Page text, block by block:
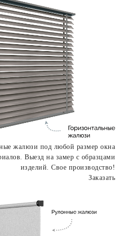
жалюзи под любой размер окна
Выезд на замер с образцами
изделий. Свое производство!
Заказать